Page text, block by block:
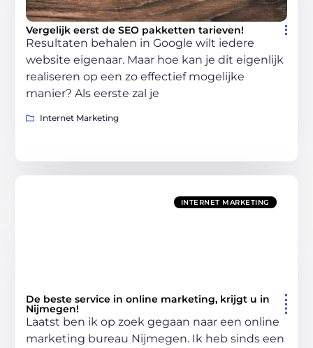
Vergelijk eerst de SEO pakketten tarieven!
Resultaten behalen in Google wilt iedere
website eigenaar. Maar hoe kan je dit eigenlijk
realiseren op een zo effectief mogelijke
manier? Als eerste zal je
Internet Marketing
INTERNET MARKETING
De beste service in online marketing, krijgt u in
Nijmegen!
Laatst ben ik op zoek gegaan naar een online
marketing bureau Nijmegen. Ik heb sinds een